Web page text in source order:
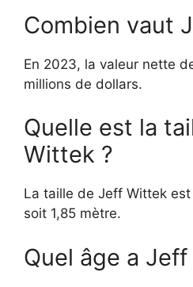
Combien vaut
En 2023, la valeur nette
millions de dollars.
Quelle est la
Wittek ?
La taille de Jeff Wittek
soit 1,85 mètre.
Quel âge a